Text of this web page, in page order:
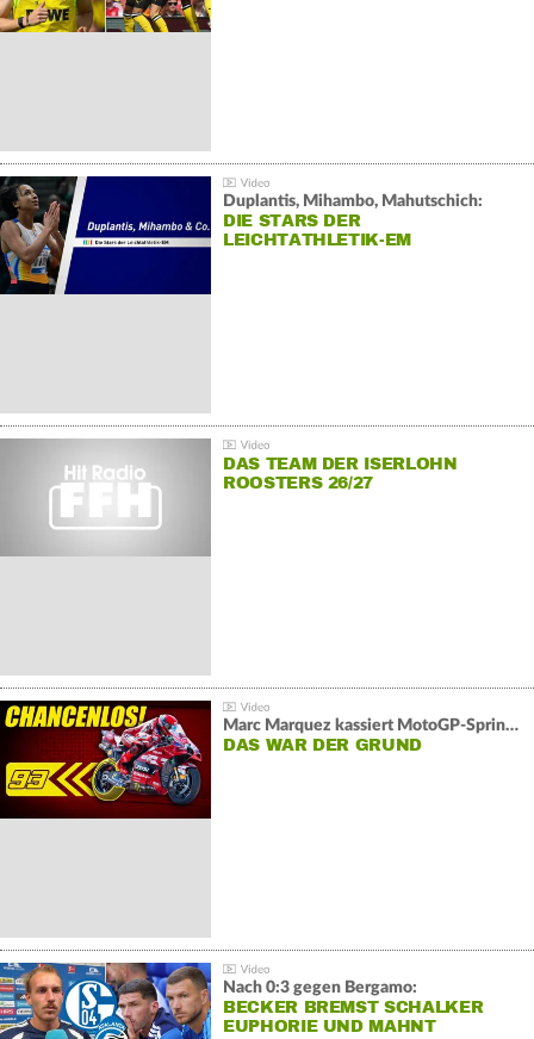
Duplantis, Mihambo, Mahutschich:
DIE STARS DER
LEICHTATHLETIK-EM
DAS TEAM DER ISERLOHN
ROOSTERS 26/27
Marc Marquez kassiert MotoGP-Sprint-Schlappe:
DAS WAR DER GRUND
Nach 0:3 gegen Bergamo:
BECKER BREMST SCHALKER
EUPHORIE UND MAHNT